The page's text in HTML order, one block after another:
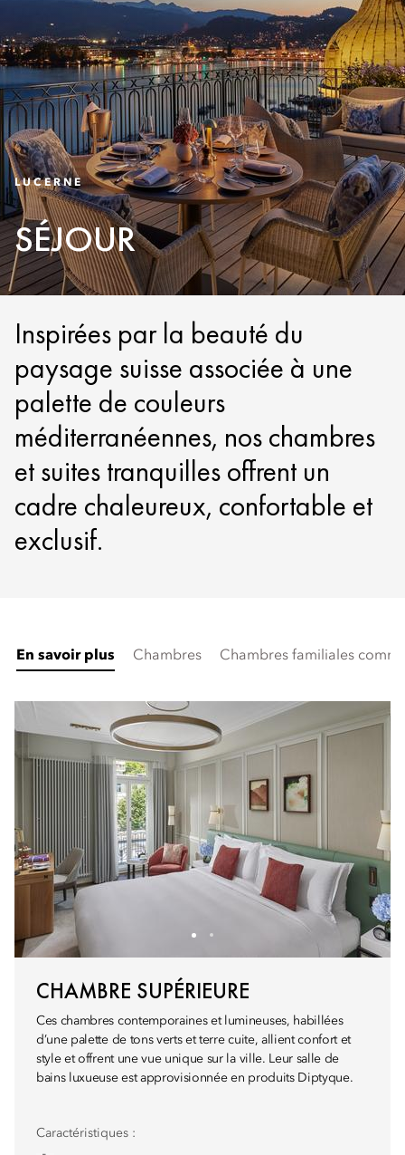
LUCERNE
SÉJOUR
Inspirées par la beauté du
paysage suisse associée à une
palette de couleurs
méditerranéennes, nos chambres
et suites tranquilles offrent un
cadre chaleureux, confortable et
exclusif.
En savoir plus Chambres Chambres familiales
CHAMBRE SUPÉRIEURE
Ces chambres contemporaines et lumineuses, habillées
d’une palette de tons verts et terre cuite, allient confort et
style et offrent une vue unique sur la ville. Leur salle de
bains luxueuse est approvisionnée en produits Diptyque.
Caractéristiques :